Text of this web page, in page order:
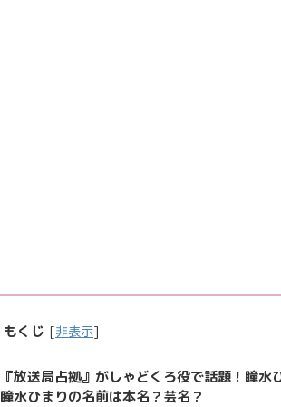
もくじ [非表示]
『放送局占拠』がしゃどくろ役で話題！瞳水
瞳水ひまりの名前は本名？芸名？